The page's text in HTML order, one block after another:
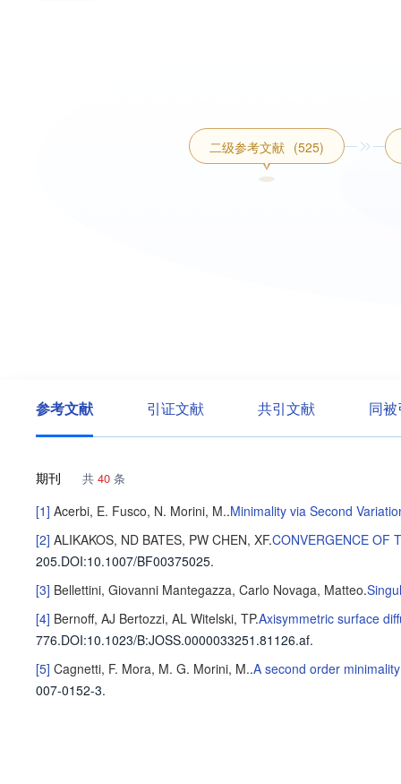
二级参考文献 (525)
参考文献 引证文献 共引文献 同
期刊 共 40 条
[1] Acerbi, E. Fusco, N. Morini, M..Minimality via Second
[2] ALIKAKOS, ND BATES, PW CHEN, XF.CONVERGENCE OF
205.DOI:10.1007/BF00375025.
[3] Bellettini, Giovanni Mantegazza, Carlo Novaga, Matteo.
[4] Bernoff, AJ Bertozzi, AL Witelski, TP.Axisymmetric surface
776.DOI:10.1023/B:JOSS.0000033251.81126.af.
[5] Cagnetti, F. Mora, M. G. Morini, M..A second order
007-0152-3.